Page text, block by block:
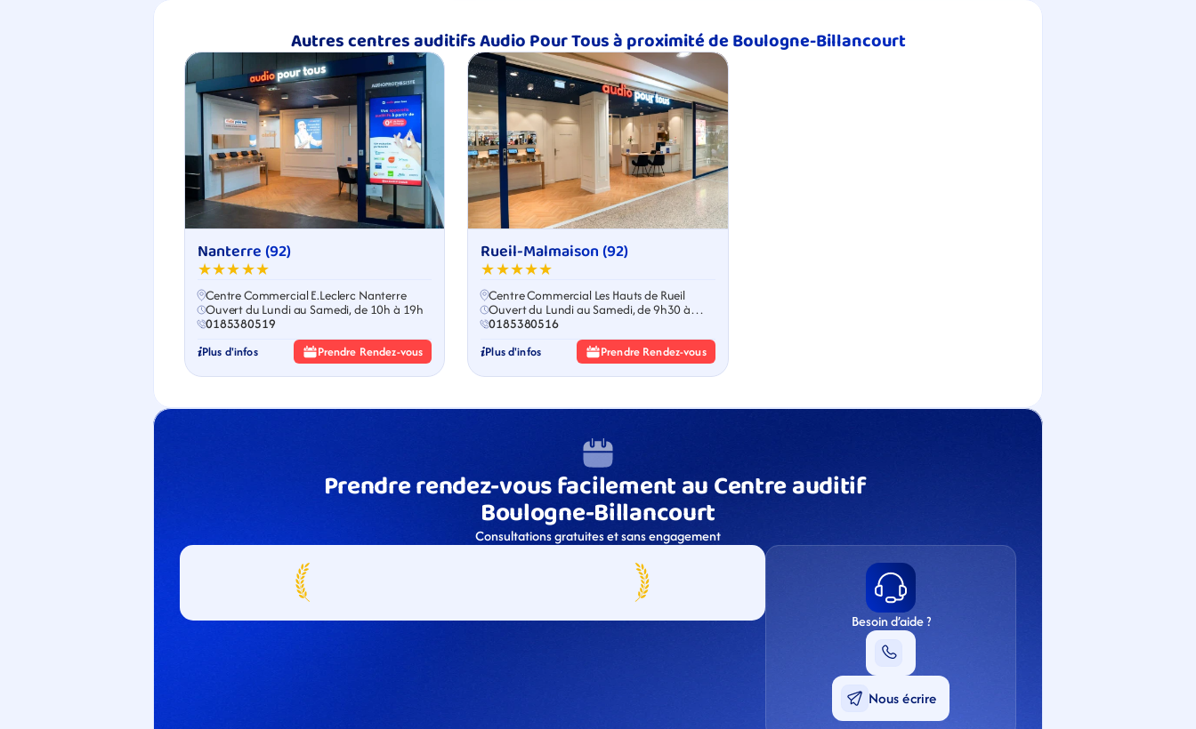
Autres centres auditifs Audio Pour Tous à proximité de Boulogne-Billancourt
Nanterre (92)
★★★★★
Centre Commercial E.Leclerc Nanterre
Ouvert du Lundi au Samedi, de 10h à 19h
0185380519
Plus d'infos Prendre Rendez-vous
Rueil-Malmaison (92)
★★★★★
Centre Commercial Les Hauts de Rueil
Ouvert du Lundi au Samedi, de 9h30 à
19h00
0185380516
Plus d'infos Prendre Rendez-vous
Prendre rendez-vous facilement au Centre auditif
Boulogne-Billancourt
Consultations gratuites et sans engagement
Besoin d’aide ?
Nous écrire